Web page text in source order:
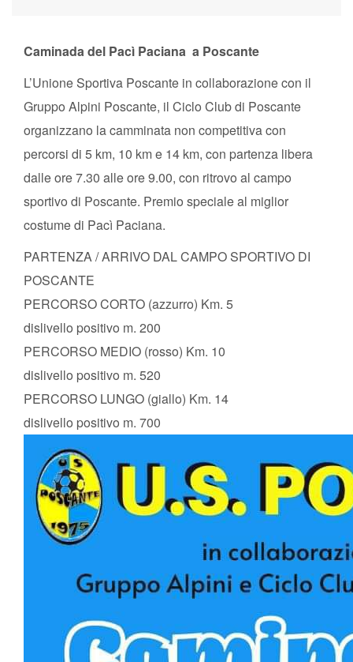
Caminada del Pacì Paciana a Poscante
L’Unione Sportiva Poscante in collaborazione con il
Gruppo Alpini Poscante, il Ciclo Club di Poscante
organizzano la camminata non competitiva con
percorsi di 5 km, 10 km e 14 km, con partenza libera
dalle ore 7.30 alle ore 9.00, con ritrovo al campo
sportivo di Poscante. Premio speciale al miglior
costume di Pacì Paciana.
PARTENZA / ARRIVO DAL CAMPO SPORTIVO DI
POSCANTE
PERCORSO CORTO (azzurro) Km. 5
dislivello positivo m. 200
PERCORSO MEDIO (rosso) Km. 10
dislivello positivo m. 520
PERCORSO LUNGO (giallo) Km. 14
dislivello positivo m. 700